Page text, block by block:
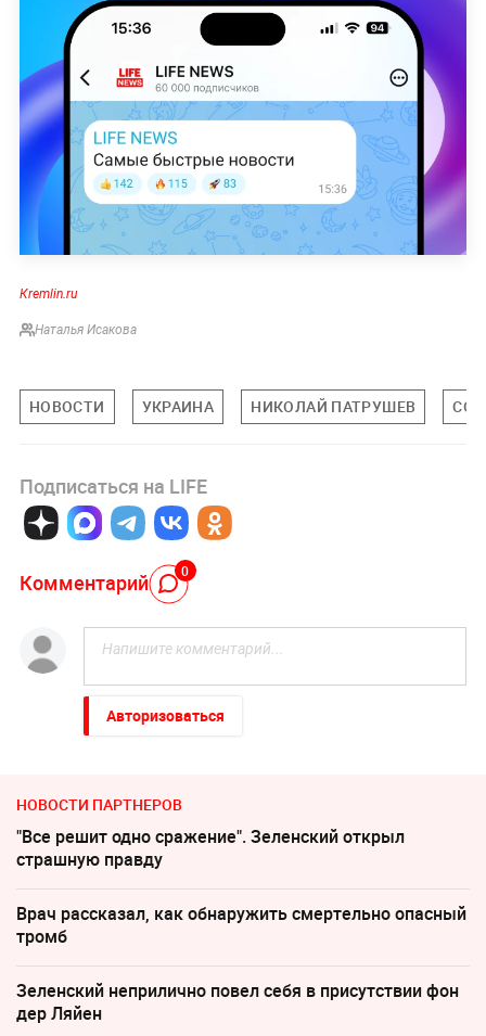
Кremlin.ru
Наталья Исакова
НОВОСТИ УКРАИНА НИКОЛАЙ ПАТРУШЕВ
Подписаться на LIFE
Комментарий 0
Авторизоваться
НОВОСТИ ПАРТНЕРОВ
"Все решит одно сражение". Зеленский открыл
страшную правду
Врач рассказал, как обнаружить смертельно опасный
тромб
Зеленский неприлично повел cебя в присутствии фон
дер Ляйен